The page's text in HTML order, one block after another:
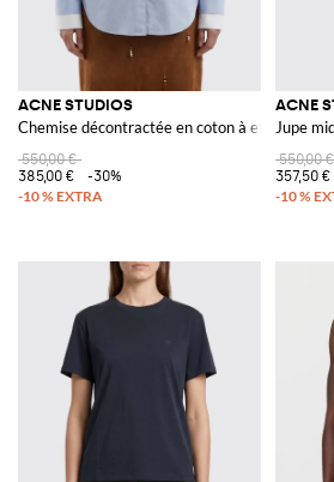
ACNE STUDIOS
Chemise décontractée en coton à effet double
550,00 €
385,00 €
-30%
ACNE
Jupe
550,00 €
357,50 €